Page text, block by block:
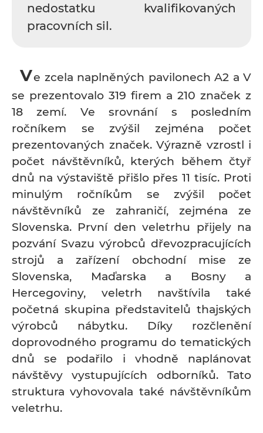
nedostatku kvalifikovaných
pracovních sil.
Ve zcela naplněných pavilonech A2 a V
se prezentovalo 319 firem a 210 značek z
18 zemí. Ve srovnání s posledním
ročníkem se zvýšil zejména počet
prezentovaných značek. Výrazně vzrostl i
počet návštěvníků, kterých během čtyř
dnů na výstaviště přišlo přes 11 tisíc. Proti
minulým ročníkům se zvýšil počet
návštěvníků ze zahraničí, zejména ze
Slovenska. První den veletrhu přijely na
pozvání Svazu výrobců dřevozpracujících
strojů a zařízení obchodní mise ze
Slovenska, Maďarska a Bosny a
Hercegoviny, veletrh navštívila také
početná skupina představitelů thajských
výrobců nábytku. Díky rozčlenění
doprovodného programu do tematických
dnů se podařilo i vhodně naplánovat
návštěvy vystupujících odborníků. Tato
struktura vyhovovala také návštěvníkům
veletrhu.